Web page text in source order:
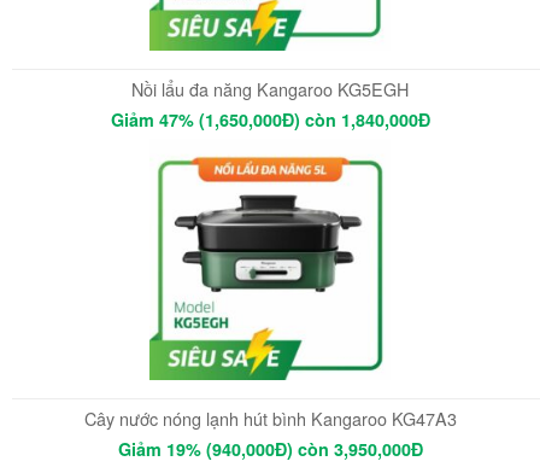
Nồi lẩu đa năng Kangaroo KG5EGH
Giảm 47% (1,650,000Đ) còn 1,840,000Đ
Cây nước nóng lạnh hút bình Kangaroo KG47A3
Giảm 19% (940,000Đ) còn 3,950,000Đ